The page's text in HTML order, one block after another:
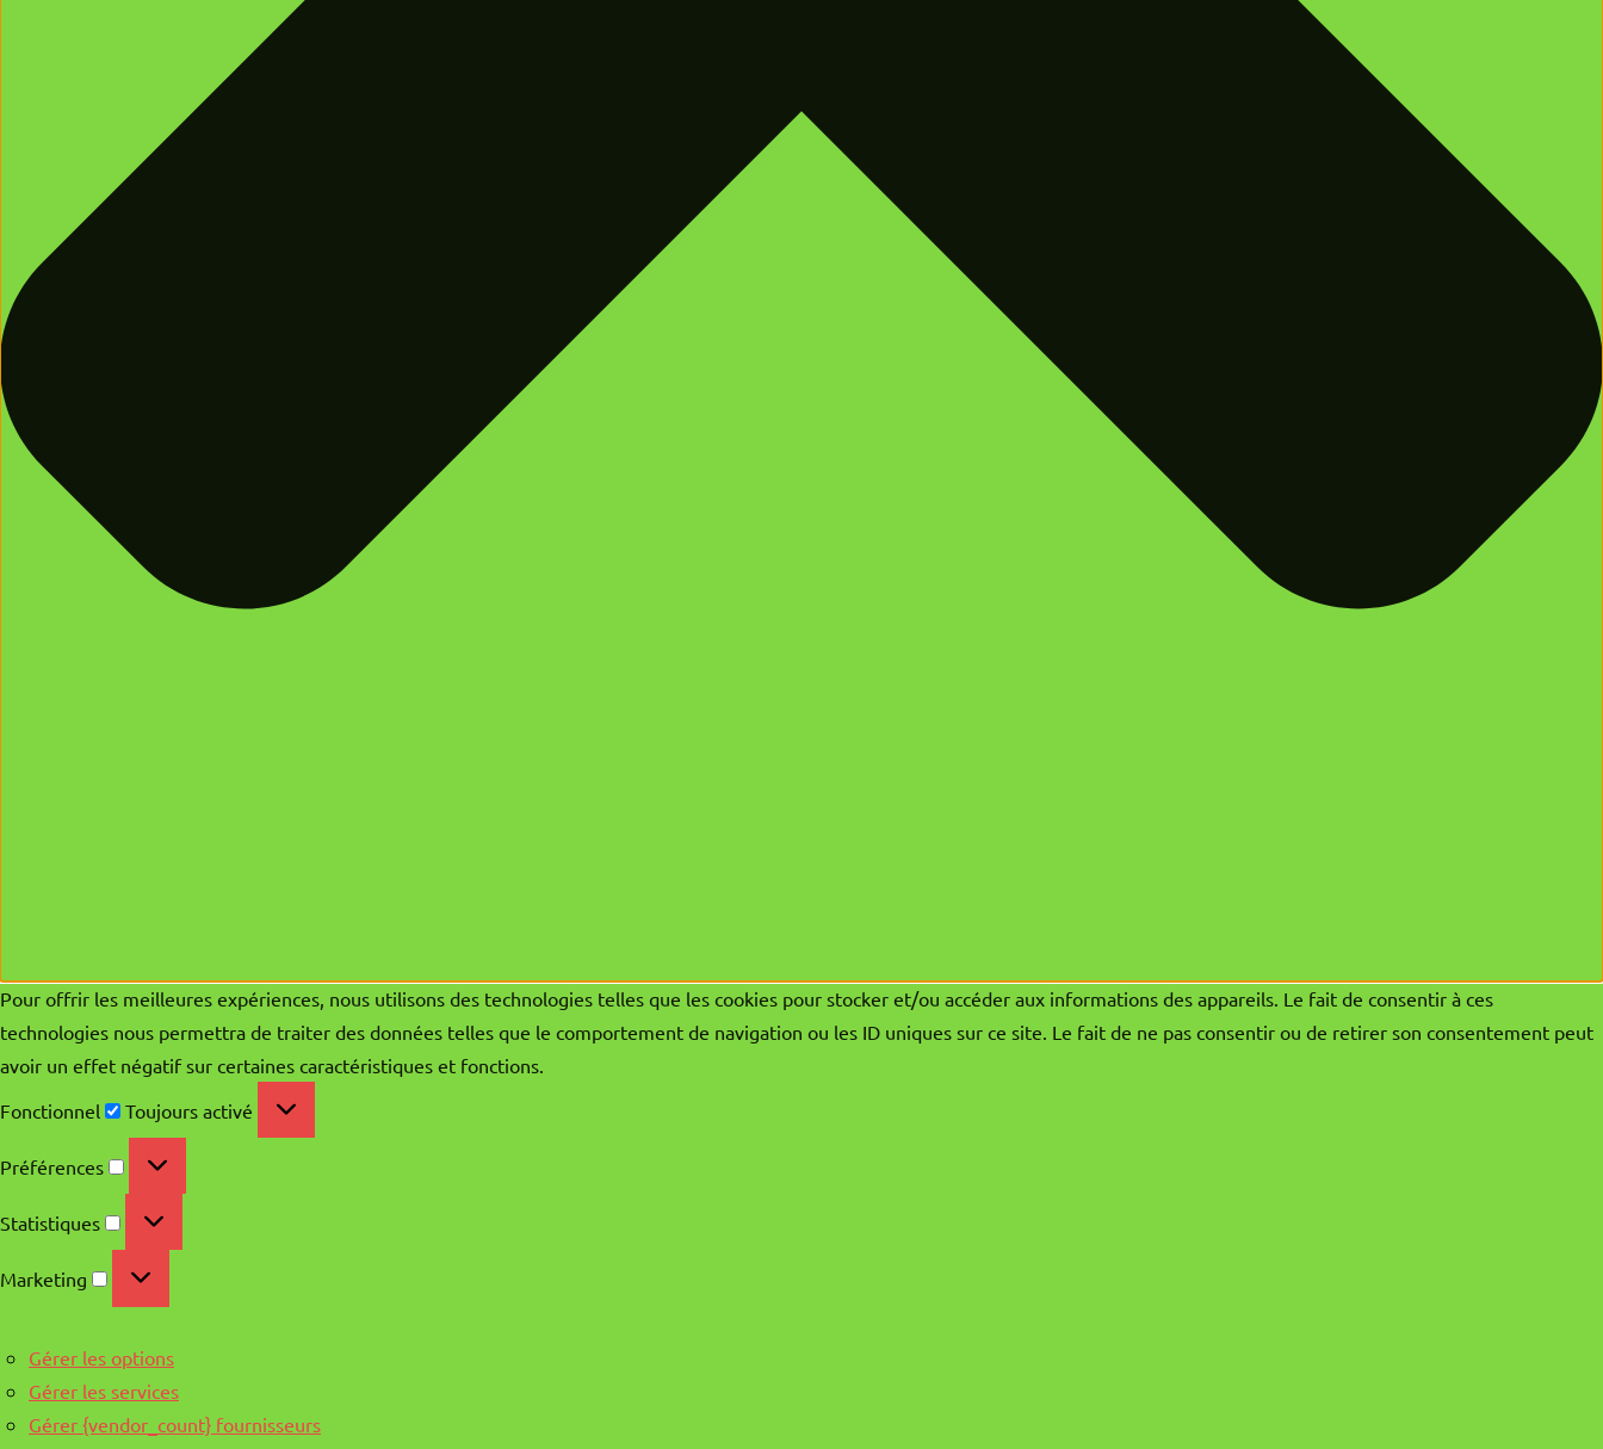
Pour offrir les meilleures expériences, nous utilisons des technologies telles que les cookies pour stocker et/ou accéder aux informations des appareils. Le fait de consentir à ces
technologies nous permettra de traiter des données telles que le comportement de navigation ou les ID uniques sur ce site. Le fait de ne pas consentir ou de retirer son consentement peut
avoir un effet négatif sur certaines caractéristiques et fonctions.
Fonctionnel
Toujours activé
Préférences
Préférences
Statistiques
Statistiques
Marketing
Marketing
Gérer les options
Gérer les services
Gérer {vendor_count} fournisseurs